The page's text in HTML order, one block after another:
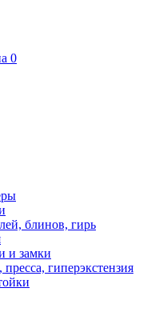
0
блинов, гирь
и замки
гиперэкстензия